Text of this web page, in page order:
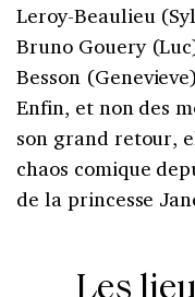
Leroy-Beaulieu
Bruno Gouery
Besson
Enfin, et non des
son grand retour,
chaos comique
de la princesse